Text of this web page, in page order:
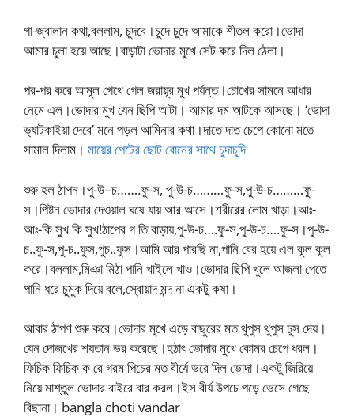
গা-জ্বালান কথা,বললাম, চুদবে।চুদে চুদে আমাকে শীতল করো।ভোদা
আমার চুলা হয়ে আছে।বাড়াটা ভোদার মুখে সেট করে দিল ঠেলা।
পর-পর করে আমূল গেথে গেল জরায়ূর মুখ পর্যন্ত।চোখের সামনে আধার
নেমে এল।ভোদার মুখ যেন ছিপি আটা। আমার দম আটকে আসছে। ‘ভোদা
ভ্যাটকাইয়া দেবে’ মনে পড়ল আমিনার কথা।দাতে দাত চেপে কোনো মতে
সামাল দিলাম। মায়ের পেটের ছোট বোনের সাথে চুদাচুদি
শুরু হল ঠাপন।পু-উ–চ…….ফু-স, পু-উ-চ………ফু-স,পু-উ-চ………ফু-
স।পিষ্টন ভোদার দেওয়াল ঘষে যায় আর আসে।শরীরের লোম খাড়া।আঃ-
আঃ-কি সুখ কি সুখ!ঠাপের গ তি বাড়ায়,পু-উ-চ….ফু-স,পু-উ-চ….ফু-স।পু-উ-
চ..ফু-স,পু-চ..ফুস,পুচ..ফুস।আমি আর পারছি না,পানি বের হয়ে এল কূল কূল
করে।বললাম,মিঞা মিঠা পানি খাইলে খাও।ভোদার ছিপি খুলে আজলা পেতে
পানি ধরে চুমুক দিয়ে বলে,স্বোয়াদ মন্দ না একটূ কষা।
আবার ঠাপণ শুরু করে।ভোদার মুখে এড়ে বাছুরের মত থুপুস থুপুস ঢুস দেয়।
যেন দোজখের শযতান ভর করেছে।হঠাৎ ভোদার মুখে কোমর চেপে ধরল।
ফিচিক ফিচিক ক রে গরম পিচের মত বীর্যে ভরে দিল ভোদা।একটু জিরিয়ে
নিয়ে মাশ্তুল ভোদার বাইরে বার করল।ইস বীর্য উপচে পড়ে ভেসে গেছে
বিছানা। bangla choti vandar